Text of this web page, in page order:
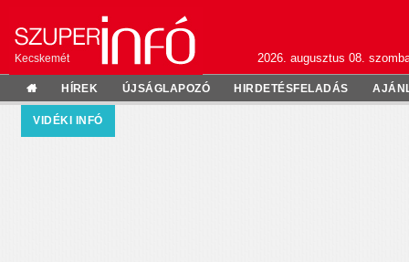
Kecskemét 2026. augusztus 08.
HÍREK ÚJSÁGLAPOZÓ HIRDETÉSFELADÁS
VIDÉKI INFÓ